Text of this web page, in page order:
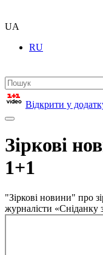
UA
RU
Відкрити у
Зіркові
1+1
"Зіркові новини" про
журналісти «Сніданку